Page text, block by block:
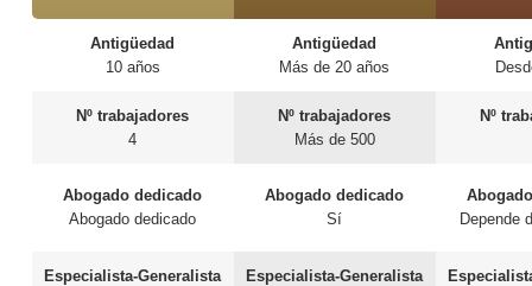
Antigüedad
10 años
Nº trabajadores
4
Abogado dedicado
Abogado dedicado
Especialista-Generalista
Antigüedad
Más de 20 años
Nº trabajadores
Más de 500
Abogado dedicado
Sí
Especialista-Generalista
Nº
Depende